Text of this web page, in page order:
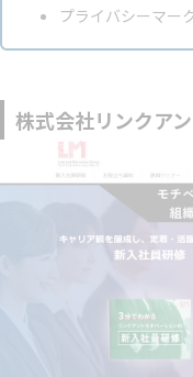
プライバシーマー
株式会社リンクア